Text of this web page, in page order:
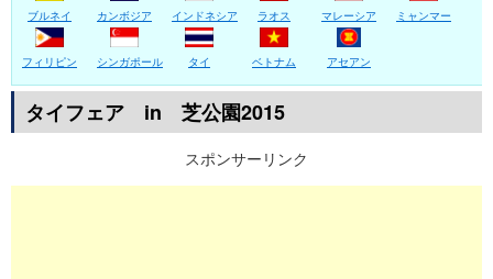
へ
ス
キ
ブルネイ カンボジア インドネシア ラオス マレーシア ミャンマー
フィリピン シンガポール タイ ベトナム アセアン
タイフェア in 芝公園2015
スポンサーリンク